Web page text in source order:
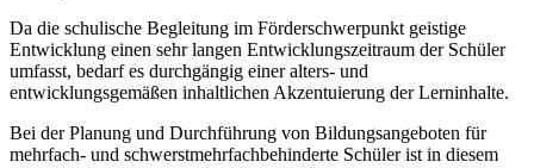
Da die schulische Begleitung im Förderschwerpunkt geistige
Entwicklung einen sehr langen Entwicklungszeitraum der Schüler
umfasst, bedarf es durchgängig einer alters- und
entwicklungsgemäßen inhaltlichen Akzentuierung der Lerninhalte.
Bei der Planung und Durchführung von Bildungsangeboten für
mehrfach- und schwerstmehrfachbehinderte Schüler ist in diesem